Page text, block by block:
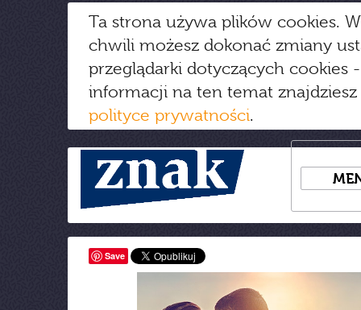
Ta strona używa plików cookies.
chwili możesz dokonać zmiany
przeglądarki dotyczących cookies
informacji na ten temat
polityce prywatności.
Save